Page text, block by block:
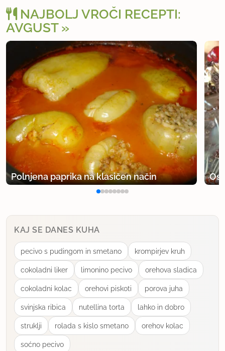
NAJBOLJ VROČI RECEPTI:
AVGUST
Polnjena paprika na klasičen način
KAJ SE DANES KUHA
pecivo s pudingom in smetano krompirjev kruh
cokoladni liker limonino pecivo orehova sladica
cokoladni kolac orehovi piskoti porova juha
svinjska ribica nutellina torta lahko in dobro
struklji rolada s kislo smetano orehov kolac
soćno pecivo